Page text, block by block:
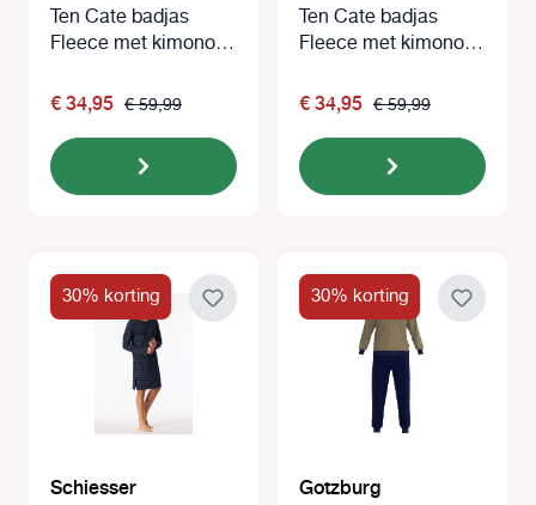
Ten Cate badjas
Fleece met kimono
€ 34,95 € 59,99
Ten Cate badjas
Fleece met kimono
€ 34,95 € 59,99
30% korting
Schiesser
30% korting
Gotzburg